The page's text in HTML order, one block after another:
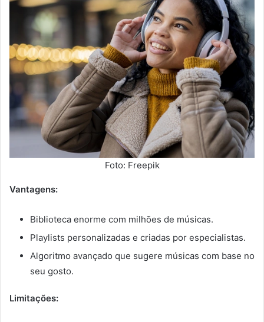
Foto: Freepik
Vantagens:
Biblioteca enorme com milhões de músicas.
Playlists personalizadas e criadas por especialistas.
Algoritmo avançado que sugere músicas com base no
seu gosto.
Limitações: